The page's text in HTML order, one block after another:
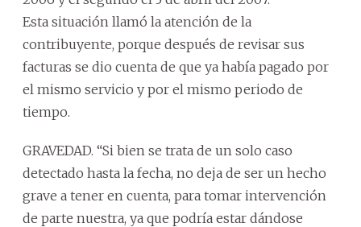
Esta situación llamó la atención de la
contribuyente, porque después de revisar sus
facturas se dio cuenta de que ya había pagado por
el mismo servicio y por el mismo periodo de
tiempo.
GRAVEDAD. “Si bien se trata de un solo caso
detectado hasta la fecha, no deja de ser un hecho
grave a tener en cuenta, para tomar intervención
de parte nuestra, ya que podría estar dándose